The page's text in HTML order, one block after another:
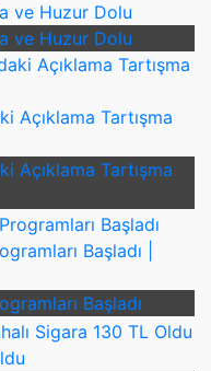
ve Huzur Dolu
ve Huzur Dolu
Açıklama Tartışma
Açıklama Tartışma
Başladı |
Başladı